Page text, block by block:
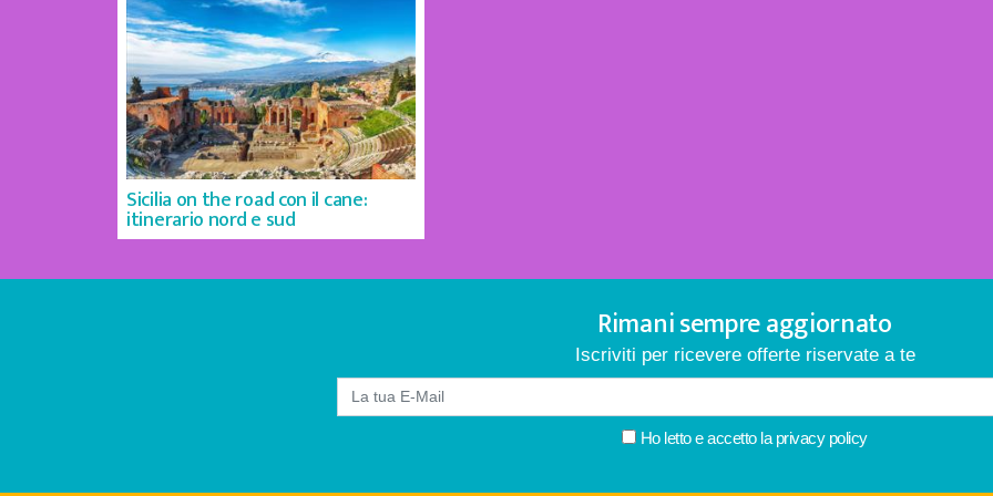
Sicilia on the road con il cane:
itinerario nord e sud
Rimani sempre aggiornato
Iscriviti per ricevere offerte riservate a te
Ho letto e accetto la privacy policy